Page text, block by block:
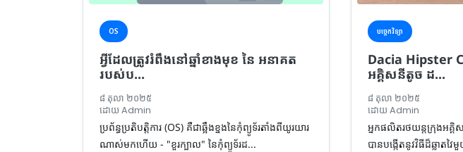
OS
អ្វីដែលត្រូវរំពឹងនៅឆ្នាំខាងមុខ នៃ អនាគត
របស់ប...
៨ តុលា ២០២៥
ដោយ Admin
ប្រព័ន្ធប្រតិបត្តិការ (OS) គឺជាឆ្អឹងខ្នងនៃកុំព្យូទ័រតាំងពីយូរយារ
ណាស់មកហើយ - "ខួរក្បាល" នៃកុំព្យូទ័រដ...
បច្ចេកវិទ្យា
Dacia Hipster
អគ្គិសនីតូច ដ...
៨ តុលា ២០២៥
ដោយ Admin
អ្នកផលិតរថយន្តក្រុងអគ្
បានបង្កើតនូវវិធីដ៏ឆ្លាតវ